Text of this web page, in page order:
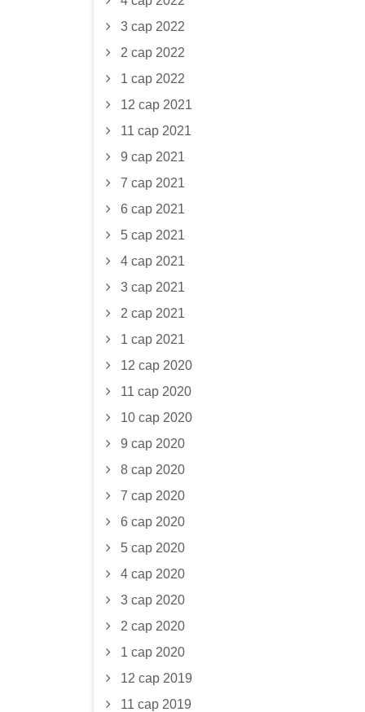
3 сар 2022
2 сар 2022
1 сар 2022
12 сар 2021
11 сар 2021
9 сар 2021
7 сар 2021
6 сар 2021
5 сар 2021
4 сар 2021
3 сар 2021
2 сар 2021
1 сар 2021
12 сар 2020
11 сар 2020
10 сар 2020
9 сар 2020
8 сар 2020
7 сар 2020
6 сар 2020
5 сар 2020
4 сар 2020
3 сар 2020
2 сар 2020
1 сар 2020
12 сар 2019
11 сар 2019